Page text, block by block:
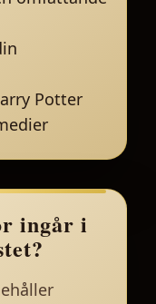
Potter
ingår i